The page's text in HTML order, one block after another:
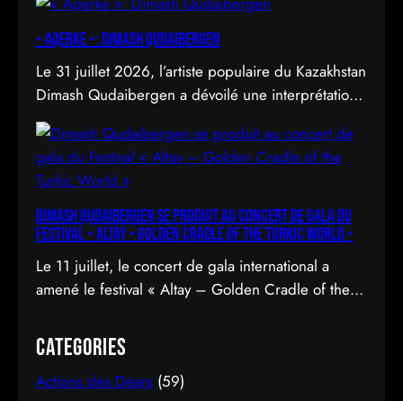
« Aqerke »: Dimash Qudaibergen
Le 31 juillet 2026, l’artiste populaire du Kazakhstan
Dimash Qudaibergen a dévoilé une interprétation
contemporaine de la chanson folklorique kazakhe
Aqerke sur sa chaîne YouTube officielle.
Dimash Qudaibergen se produit au concert de gala du
Festival « Altay – Golden Cradle of the Turkic World »
Le 11 juillet, le concert de gala international a
amené le festival « Altay – Golden Cradle of the
pied des montagnes d’Altay au Kazakhstan.
Categories
Actions des Dears (59)